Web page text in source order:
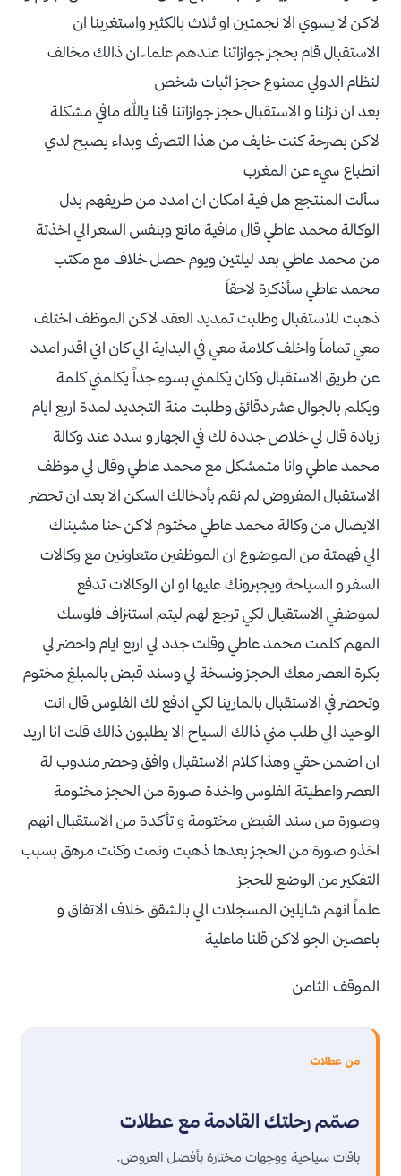
لاكن لا يسوي الا نجمتين او ثلاث بالكثير واستغربنا ان
الاستقبال قام بحجز جوازاتنا عندهم علما ً ان ذالك مخالف
لنظام الدولي ممنوع حجز اثبات شخص
بعد ان نزلنا و الاستقبال حجز جوازاتنا قنا يالله مافي مشكلة
لاكن بصرحة كنت خايف من هذا التصرف وبداء يصبح لدي
انطباع سيء عن المغرب
سألت المنتجع هل فية امكان ان امدد من طريقهم بدل
الوكالة محمد عاطي قال مافية مانع وبنفس السعر الي اخذتة
من محمد عاطي بعد ليلتين ويوم حصل خلاف مع مكتب
محمد عاطي سأذكرة لاحقاً
ذهبت للاستقبال وطلبت تمديد العقد لاكن الموظف اختلف
معي تماماً واخلف كلامة معي في البداية الي كان اني اقدر امدد
عن طريق الاستقبال وكان يكلمني بسوء جداً يكلمني كلمة
ويكلم بالجوال عشر دقائق وطلبت منة التجديد لمدة اربع ايام
زيادة قال لي خلاص جددة لك في الجهاز و سدد عند وكالة
محمد عاطي وانا متمشكل مع محمد عاطي وقال لي موظف
الاستقبال المفروض لم نقم بأدخالك السكن الا بعد ان تحضر
الايصال من وكالة محمد عاطي مختوم لاكن حنا مشيناك
الي فهمتة من الموضوع ان الموظفين متعاونين مع وكالات
السفر و السياحة ويجبرونك عليها او ان الوكالات تدفع
لموضفي الاستقبال لكي ترجع لهم ليتم استنزاف فلوسك
المهم كلمت محمد عاطي وقلت جدد لي اربع ايام واحضر لي
بكرة العصر معك الحجز ونسخة لي وسند قبض بالمبلغ مختوم
وتحضر في الاستقبال بالمارينا لكي ادفع لك الفلوس قال انت
الوحيد الي طلب مني ذالك السياح الا يطلبون ذالك قلت انا اريد
ان اضمن حقي وهذا كلام الاستقبال وافق وحضر مندوب لة
العصر واعطيتة الفلوس واخذة صورة من الحجز مختومة
وصورة من سند القبض مختومة و تأكدة من الاستقبال انهم
اخذو صورة من الحجز بعدها ذهبت ونمت وكنت مرهق بسبب
التفكير من الوضع للحجز
علماً انهم شايلين المسجلات الي بالشقق خلاف الاتفاق و
باعصين الجو لاكن قلنا ماعلية
الموقف الثامن
من عطلات
صمّم رحلتك القادمة مع عطلات
باقات سياحية ووجهات مختارة بأفضل العروض.